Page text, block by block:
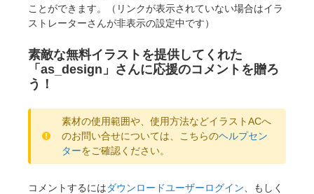
ことができます。（リンクが表示されていない場合はイラ
ストレーターさんが非表示の設定中です）
素敵な無料イラストを提供してくれた
「as_design」さんに応援のコメントを贈ろ
う！
素材の使用範囲や、使用方法などイラストACへ
のお問い合せについては、こちらのヘルプセン
ターをご確認ください。
コメントするにはダウンロードユーザーログイン 、もしく